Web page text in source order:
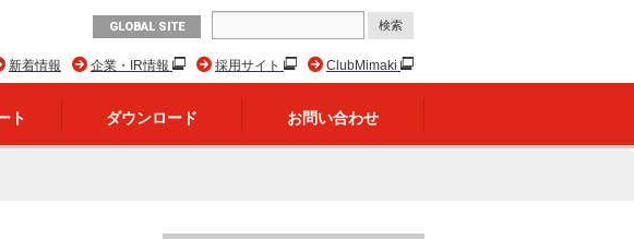
GLOBAL SITE
ClubMimaki
採用サイト
企業・IR情報
新着情報
ト ダウンロード お問い合わせ